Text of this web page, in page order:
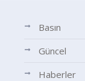
Basın
Güncel
Haberler